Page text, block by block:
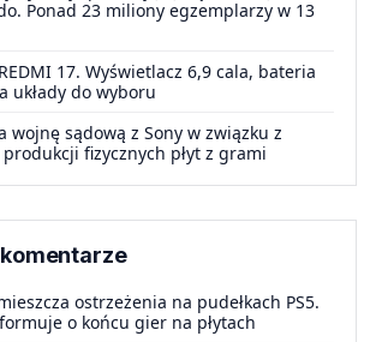
Ponad 23 miliony egzemplarzy w 13
17. Wyświetlacz 6,9 cala, bateria
układy do wyboru
wojnę sądową z Sony w związku z
fizycznych płyt z grami
ostrzeżenia na pudełkach PS5.
o końcu gier na płytach